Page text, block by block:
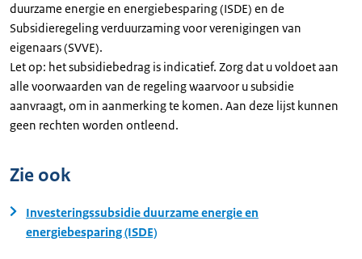
duurzame energie en energiebesparing (ISDE) en de
Subsidieregeling verduurzaming voor verenigingen van
eigenaars (SVVE).
Let op: het subsidiebedrag is indicatief. Zorg dat u voldoet aan
alle voorwaarden van de regeling waarvoor u subsidie
aanvraagt, om in aanmerking te komen. Aan deze lijst kunnen
geen rechten worden ontleend.
Zie ook
Investeringssubsidie duurzame energie en
energiebesparing (ISDE)